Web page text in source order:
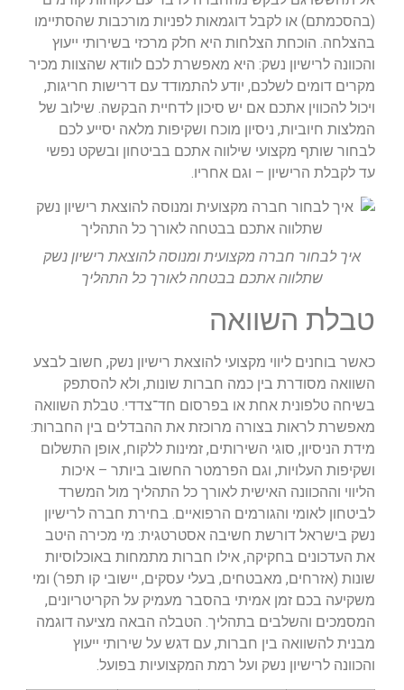
(בהסכמתם) או לקבל דוגמאות לפניות מורכבות שהסתיימו
בהצלחה. הוכחת הצלחות היא חלק מרכזי בשירותי ייעוץ
והכוונה לרישיון נשק: היא מאפשרת לכם לוודא שהצוות מכיר
מקרים דומים לשלכם, יודע להתמודד עם דרישות חריגות,
ויכול להכווין אתכם אם יש סיכון לדחיית הבקשה. שילוב של
המלצות חיוביות, ניסיון מוכח ושקיפות מלאה יסייע לכם
לבחור שותף מקצועי שילווה אתכם בביטחון ובשקט נפשי
עד לקבלת הרישיון – וגם אחריו.
איך לבחור חברה מקצועית ומנוסה להוצאת רישיון נשק
שתלווה אתכם בבטחה לאורך כל התהליך
טבלת השוואה
כאשר בוחנים ליווי מקצועי להוצאת רישיון נשק, חשוב לבצע
השוואה מסודרת בין כמה חברות שונות, ולא להסתפק
בשיחה טלפונית אחת או בפרסום חד־צדדי. טבלת השוואה
מאפשרת לראות בצורה מרוכזת את ההבדלים בין החברות:
מידת הניסיון, סוגי השירותים, זמינות ללקוח, אופן התשלום
ושקיפות העלויות, וגם הפרמטר החשוב ביותר – איכות
הליווי וההכוונה האישית לאורך כל התהליך מול המשרד
לביטחון לאומי והגורמים הרפואיים. בחירת חברה לרישיון
נשק בישראל דורשת חשיבה אסטרטגית: מי מכירה היטב
את העדכונים בחקיקה, אילו חברות מתמחות באוכלוסיות
שונות (אזרחים, מאבטחים, בעלי עסקים, יישובי קו תפר) ומי
משקיעה בכם זמן אמיתי בהסבר מעמיק על הקריטריונים,
המסמכים והשלבים בתהליך. הטבלה הבאה מציעה דוגמה
מבנית להשוואה בין חברות, עם דגש על שירותי ייעוץ
והכוונה לרישיון נשק ועל רמת המקצועיות בפועל.